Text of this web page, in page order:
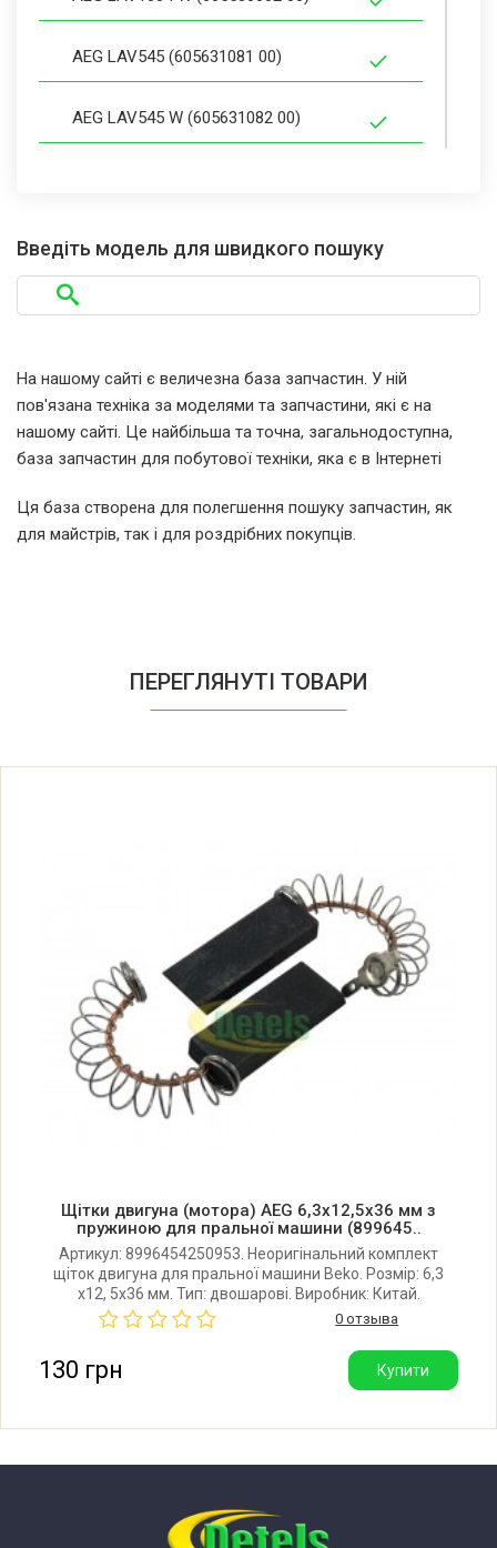
AEG LAV545 (605631081 00)
AEG LAV545 W (605631082 00)
AEG LAV650 (605632031 00)
AEG LAV670 (605631055 00)
AEG LAV680 (605631053 00)
AEG LAV740 W (605630009 00)
AEG LAV750 W (605630013 00)
AEG LAV770 W (605630005 00)
AEG LAV9028 W (605632004 00)
AEG LAV9033 W (605632032 00)
AEG LAV9037 (605631066 00)
AEG LAV9048 W (605632002 00)
AEG LAV961 (605632024 00)
Введіть модель для швидкого пошуку
На нашому сайті є величезна база запчастин. У ній
пов'язана техніка за моделями та запчастини, які є на
нашому сайті. Це найбільша та точна, загальнодоступна,
база запчастин для побутової техніки, яка є в Інтернеті
Ця база створена для полегшення пошуку запчастин, як
для майстрів, так і для роздрібних покупців.
ПЕРЕГЛЯНУТІ ТОВАРИ
Щітки двигуна (мотора) AEG 6,3x12,5x36 мм з
пружиною для пральної машини (899645..
Артикул: 8996454250953. Неоригінальний комплект
щіток двигуна для пральної машини Beko. Розмір: 6,3
x12, 5x36 мм. Тип: двошарові. Виробник: Китай.
0 отзыва
130 грн Купити